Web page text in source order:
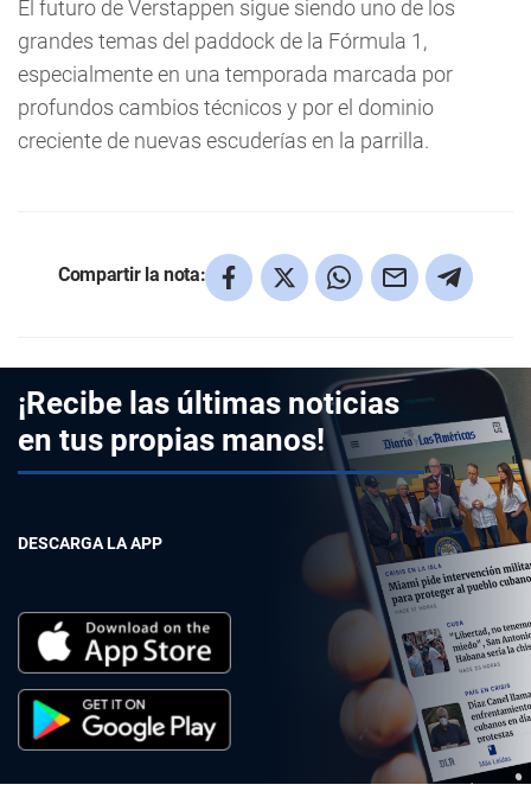
El futuro de Verstappen sigue siendo uno de los
grandes temas del paddock de la Fórmula 1,
especialmente en una temporada marcada por
profundos cambios técnicos y por el dominio
creciente de nuevas escuderías en la parrilla.
Compartir la nota:
¡Recibe las últimas noticias
en tus propias manos!
DESCARGA LA APP